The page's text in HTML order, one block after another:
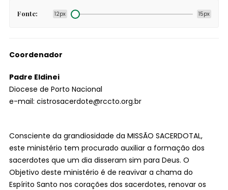
Fonte: 12px 15px
Coordenador
Padre Eldinei
Diocese de Porto Nacional
e-mail: cistrosacerdote@rccto.org.br
Consciente da grandiosidade da MISSÃO SACERDOTAL,
este ministério tem procurado auxiliar a formação dos
sacerdotes que um dia disseram sim para Deus. O
Objetivo deste ministério é de reavivar a chama do
Espírito Santo nos corações dos sacerdotes, renovar os